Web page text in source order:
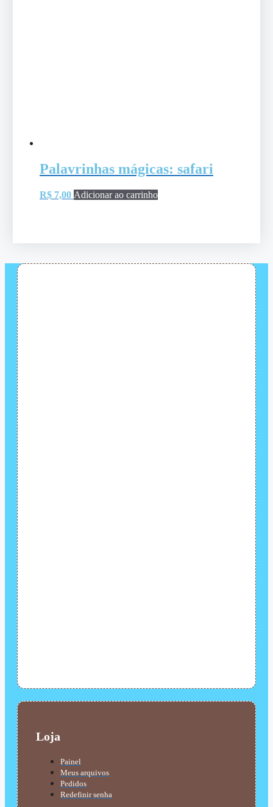
Palavrinhas mágicas: safari
R$7,00 Adicionar ao carrinho
Loja
Painel
Meus arquivos
Pedidos
Redefinir senha